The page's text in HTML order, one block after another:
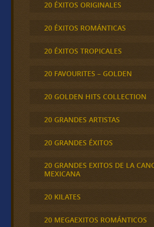
20 ÉXITOS ORIGINALES
20 ÉXITOS ROMÁNTICAS
20 ÉXITOS TROPICALES
20 FAVOURITES – GOLDEN
20 GOLDEN HITS COLLECTION
20 GRANDES ARTISTAS
20 GRANDES ÉXITOS
20 GRANDES EXITOS DE LA
MEXICANA
20 KILATES
20 MEGAEXITOS ROMÁNTICOS